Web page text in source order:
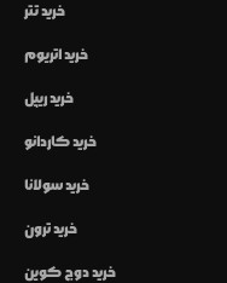
خرید تتر
خرید اتریوم
خرید ریپل
خرید کاردانو
خرید سولانا
خرید ترون
خرید دوج کوین